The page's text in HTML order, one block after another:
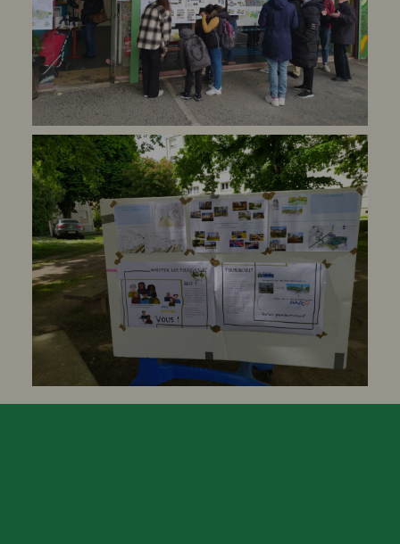
crée une contradiction majeure :
l’association, dont les actions
répondent précisément aux objectifs
fixés par les textes du projet urbain,
se voit fragilisée par les mêmes
dynamiques censées renforcer la
cohésion sociale.
Au-delà du risque de fermeture, cette
situation met en cause la continuité de
services essentiels, l’avenir de
plusieurs emplois et la préservation
d’un lieu de sociabilité dans un
quartier déjà fortement touché par les
fermetures de commerces, l’érosion du
lien social et la dispersion des
habitants. Elle interroge également les
libertés associatives, menacées dès
lors que des lieux citoyens sont
fragilisés pour des raisons politiques